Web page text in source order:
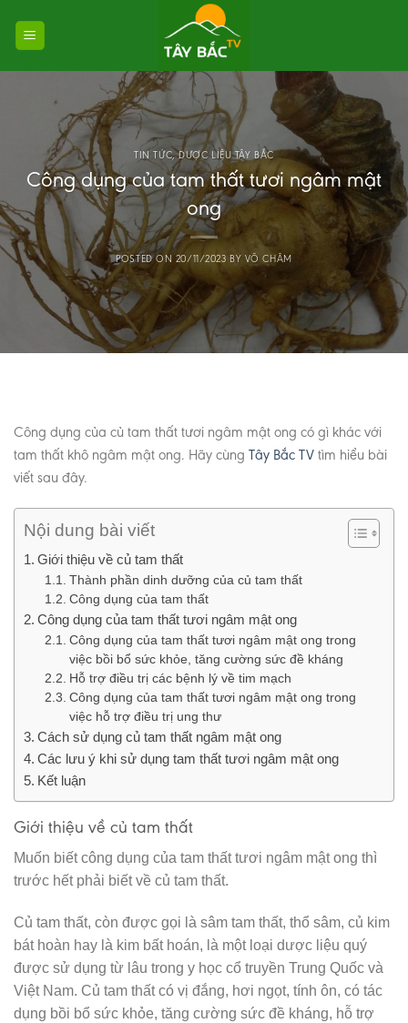
TIN TỨC,DƯỢC LIỆU TÂY BẮC
Công dụng của tam thất tươi ngâm mật
ong
POSTED ON 20/11/2023 BY VÕ CHÂM
Công dụng của củ tam thất tươi ngâm mật ong có gì khác với
tam thất khô ngâm mật ong. Hãy cùng Tây Bắc TV tìm hiểu bài
viết sau đây.
Nội dung bài viết
Giới thiệu về củ tam thất
Thành phần dinh dưỡng của củ tam thất
Công dụng của tam thất
Công dụng của tam thất tươi ngâm mật ong
Công dụng của tam thất tươi ngâm mật ong trong
việc bồi bổ sức khỏe, tăng cường sức đề kháng
Hỗ trợ điều trị các bệnh lý về tim mạch
Công dụng của tam thất tươi ngâm mật ong trong
việc hỗ trợ điều trị ung thư
Cách sử dụng củ tam thất ngâm mật ong
Các lưu ý khi sử dụng tam thất tươi ngâm mật ong
Kết luận
Giới thiệu về củ tam thất
Muốn biết công dụng của tam thất tươi ngâm mật ong thì
trước hết phải biết về củ tam thất.
Củ tam thất, còn được gọi là sâm tam thất, thổ sâm, củ kim
bát hoàn hay là kim bất hoán, là một loại dược liệu quý
được sử dụng từ lâu trong y học cổ truyền Trung Quốc và
Việt Nam. Củ tam thất có vị đắng, hơi ngọt, tính ôn, có tác
dụng bồi bổ sức khỏe, tăng cường sức đề kháng, hỗ trợ